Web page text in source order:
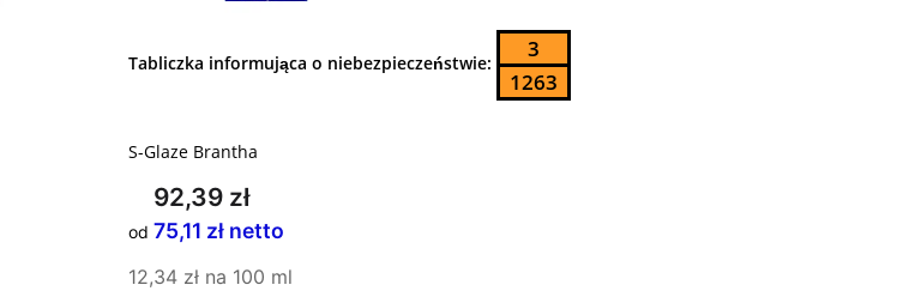
Tabliczka informująca o niebezpieczeństwie:
3
1263
S-Glaze Brantha
od
92,39 zł
75,11 zł netto
12,34 zł na 100 ml